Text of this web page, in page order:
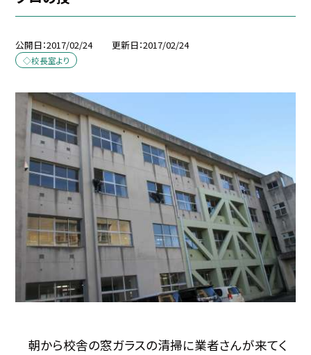
公開日 2017/02/24 更新日 2017/02/24
◇校長室より
朝から校舎の窓ガラスの清掃に業者さんが来てく